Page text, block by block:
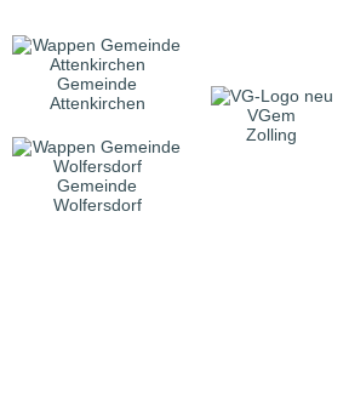
Gemeinde
Attenkirchen
VGem
Zolling
Gemeinde
Wolfersdorf